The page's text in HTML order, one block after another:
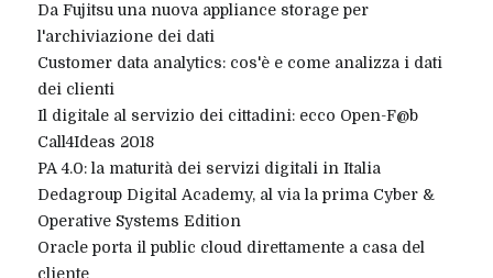
Da Fujitsu una nuova appliance storage per
l'archiviazione dei dati
Customer data analytics: cos'è e come analizza i dati
dei clienti
Il digitale al servizio dei cittadini: ecco Open-F@b
Call4Ideas 2018
PA 4.0: la maturità dei servizi digitali in Italia
Dedagroup Digital Academy, al via la prima Cyber &
Operative Systems Edition
Oracle porta il public cloud direttamente a casa del
cliente